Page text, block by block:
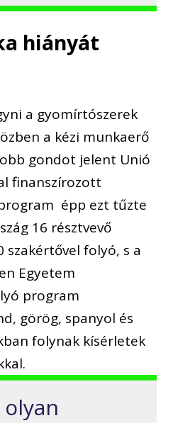
hiányát
a gyomírtószerek
a kézi munkaerő
gondot jelent Unió
finanszírozott
épp ezt tűzte
16 résztvevő
szakértővel folyó, s a
Egyetem
program
görög, spanyol és
folynak kísérletek